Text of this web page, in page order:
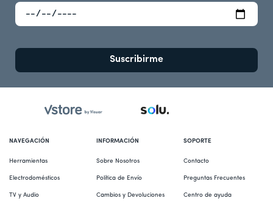
Suscribirme
NAVEGACIÓN
Herramientas
Electrodomésticos
TV y Audio
INFORMACIÓN
Sobre Nosotros
Política de Envío
Cambios y Devoluciones
SOPORTE
Contacto
Preguntas Frecuentes
Centro de ayuda